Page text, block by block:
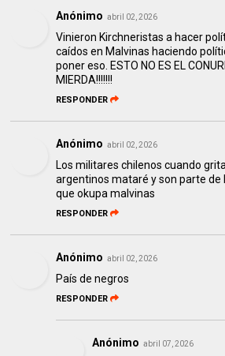
Anónimo abril 02, 2026
Vinieron Kirchneristas a hacer
caídos en Malvinas haciendo
poner eso. ESTO NO ES EL
MIERDA!!!!!!!
RESPONDER
Anónimo abril 02, 2026
Los militares chilenos cuando
argentinos mataré y son parte de
que okupa malvinas
RESPONDER
Anónimo abril 02, 2026
País de negros
RESPONDER
Anónimo abril 07, 2026